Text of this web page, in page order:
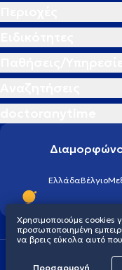
ΕλλάδαΒέλγιο
©
Χρησιμοποιούμε cookies
προσωποποιημένη
να βρεις εύκολα αυτό
Προσαρμογή